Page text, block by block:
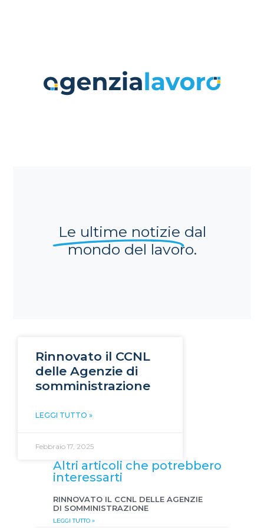
Le ultime notizie dal
mondo del lavoro.
Rinnovato il CCNL
delle Agenzie di
somministrazione
LEGGI TUTTO »
Febbraio 17, 2025
Altri articoli che potrebbero
interessarti
RINNOVATO IL CCNL DELLE AGENZIE
DI SOMMINISTRAZIONE
LEGGI TUTTO »